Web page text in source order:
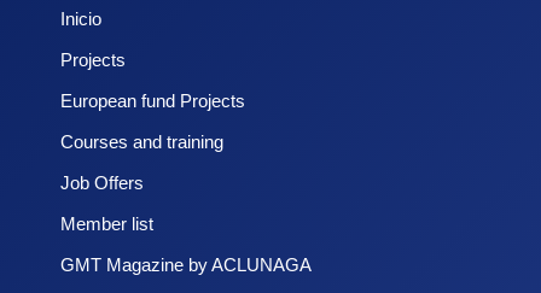
Inicio
Projects
European fund Projects
Courses and training
Job Offers
Member list
GMT Magazine by ACLUNAGA